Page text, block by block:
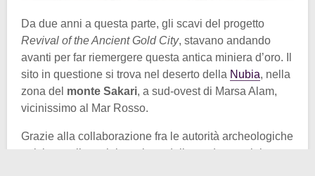
Da due anni a questa parte, gli scavi del progetto
Revival of the Ancient Gold City, stavano andando
avanti per far riemergere questa antica miniera d’oro. Il
sito in questione si trova nel deserto della Nubia, nella
zona del monte Sakari, a sud-ovest di Marsa Alam,
vicinissimo al Mar Rosso.
Grazie alla collaborazione fra le autorità archeologiche
egiziane e l’amministrazione della moderna miniera